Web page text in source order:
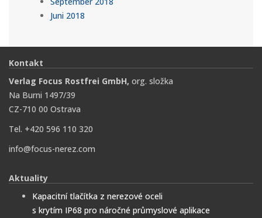
Juni 2018
Kontakt
Verlag Focus Rostfrei GmbH, org. složka
Na Burni 1497/39
CZ-710 00 Ostrava
Tel. +420 596 110 320
info@focus-nerez.com
Aktuality
Kapacitní tlačítka z nerezové oceli
s krytím IP68 pro náročné průmyslové aplikace